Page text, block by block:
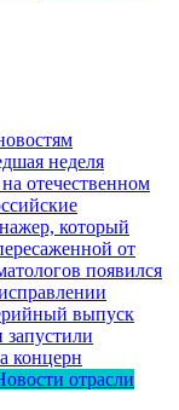
неделя
отечественном
который
от
появился
выпуск
концерн
отрасли